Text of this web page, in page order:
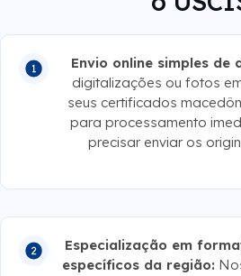
digitalizações ou fotos
seus certificados
para processamento
precisar enviar os
específicos da região:
especializados em